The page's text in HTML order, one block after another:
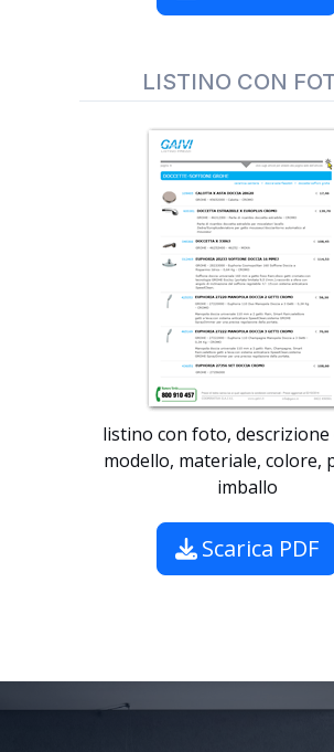
LISTINO CON
listino con foto, descrizione
modello, materiale, colore,
imballo
Scarica PDF